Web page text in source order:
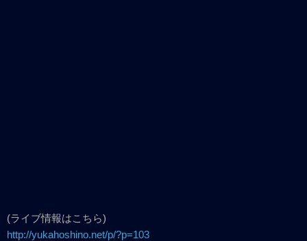
(ライブ情報はこちら)
http://yukahoshino.net/p/?p=103